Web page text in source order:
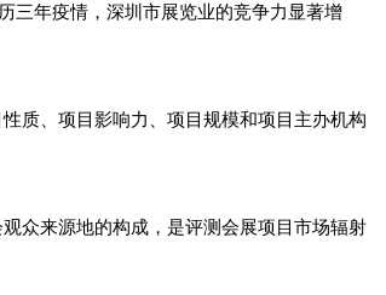
三年疫情，深圳市展览业的竞争力显著增
质、项目影响力、项目规模和项目主办机构
众来源地的构成，是评测会展项目市场辐射